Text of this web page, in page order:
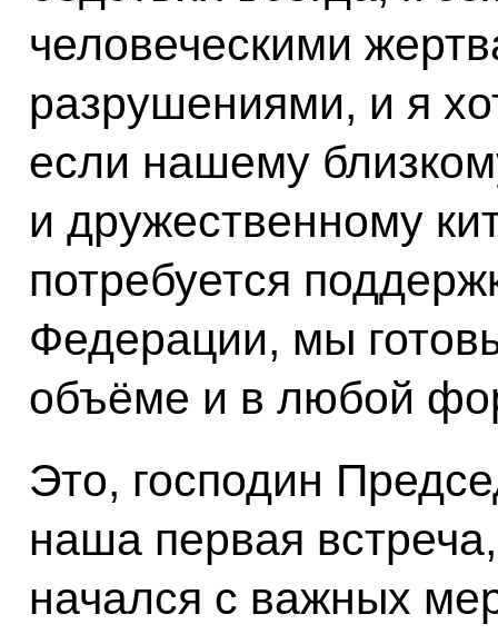
человеческими
разрушениями, и я
если нашему
и дружественному
потребуется
Федерации, мы
объёме и в любой
Это, господин
наша первая
начался с важных